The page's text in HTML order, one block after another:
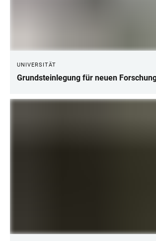
UNIVERSITÄT
Grundsteinlegung für neuen